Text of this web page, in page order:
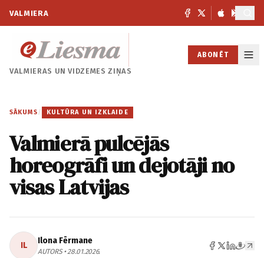
VALMIERA
VALMIERAS UNVIDZEMES ZIŅAS
ABONĒT
SĀKUMS / KULTŪRA UN IZKLAIDE
Valmierā pulcējās
horeogrāfi un dejotāji no
visas Latvijas
IL Ilona Fērmane
AUTORS • 28.01.2026.